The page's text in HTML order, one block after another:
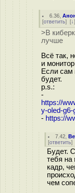
6.36 ,
[ответить] [↓
>В
лучше
Всё так,
и
Если сам
будет.
p.s.:
-
https://
y-oled-g6-
- https://
7.42 ,
[ответить]
Будет.
тебя на
кадр,
чем